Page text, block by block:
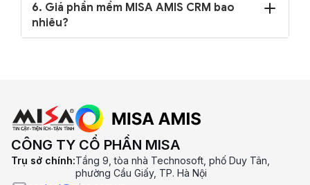
6. Giá phần mềm MISA AMIS CRM bao
nhiêu?
CÔNG TY CỔ PHẦN MISA
Trụ sở chính:Tầng 9, tòa nhà Technosoft, phố Duy Tân,
phường Cầu Giấy, TP. Hà Nội